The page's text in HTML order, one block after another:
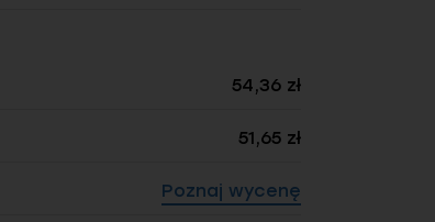
54,36 zł
51,65 zł
Poznaj wycenę